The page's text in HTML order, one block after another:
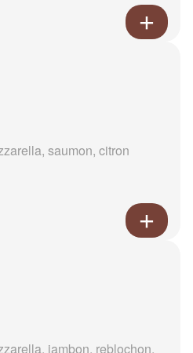
saumon, citron
jambon, reblochon,